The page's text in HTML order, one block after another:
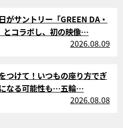
がサントリー「GREEN DA・
とコラボし、初の映像…
2026.08.09
つけて！いつもの座り方でぎ
なる可能性も…五輪…
2026.08.08